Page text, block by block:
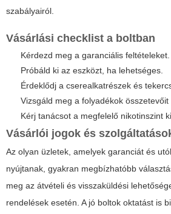
szabályairól.
Vásárlási checklist a boltban
Kérdezd meg a garanciális feltételeket.
Próbáld ki az eszközt, ha lehetséges.
Érdeklődj a cserealkatrészek és
Vizsgáld meg a folyadékok
Kérj tanácsot a megfelelő nikotinszint
Vásárlói jogok és
Az olyan üzletek, amelyek garanciát és
nyújtanak, gyakran megbízhatóbb
meg az átvételi és visszaküldési
rendelések esetén. A jó boltok oktatást is